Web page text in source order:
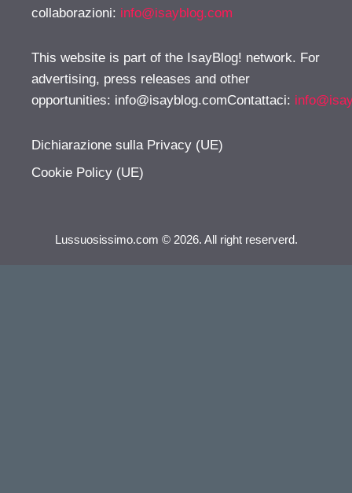
collaborazioni: info@isayblog.com
This website is part of the IsayBlog! network. For
advertising, press releases and other
opportunities: info@isayblog.comContattaci:
Dichiarazione sulla Privacy (UE)
Cookie Policy (UE)
Lussuosissimo.com © 2026. All right reserverd.